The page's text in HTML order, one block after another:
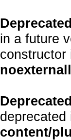
Deprecated
in a future
constructor
Deprecated
deprecated
content/